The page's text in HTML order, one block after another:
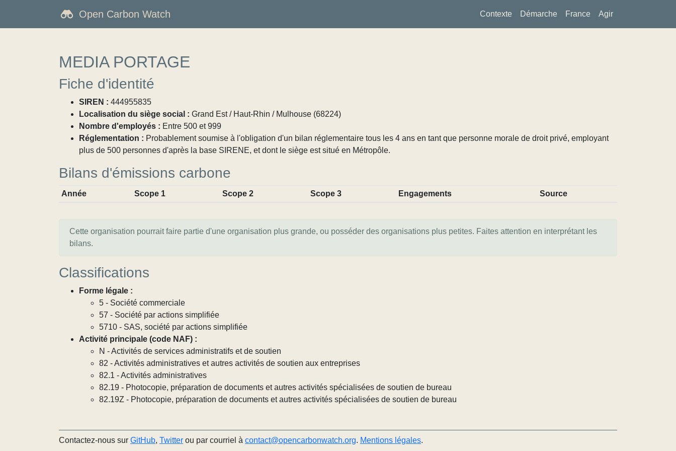
Open Carbon Watch Contexte Démarche France Agir
MEDIA PORTAGE
Fiche d'identité
SIREN : 444955835
Localisation du siège social : Grand Est / Haut-Rhin / Mulhouse (68224)
Nombre d'employés : Entre 500 et 999
Réglementation : Probablement soumise à l'obligation d'un bilan réglementaire tous les 4 ans en tant que personne morale de droit privé, employant
plus de 500 personnes d'après la base SIRENE, et dont le siège est situé en Métropôle.
Bilans d'émissions carbone
Année Scope 1 Scope 2 Scope 3 Engagements Source
Cette organisation pourrait faire partie d'une organisation plus grande, ou posséder des organisations plus petites. Faites attention en interprétant les
bilans.
Classifications
Forme légale :
5 - Société commerciale
57 - Société par actions simplifiée
5710 - SAS, société par actions simplifiée
Activité principale (code NAF) :
N - Activités de services administratifs et de soutien
82 - Activités administratives et autres activités de soutien aux entreprises
82.1 - Activités administratives
82.19 - Photocopie, préparation de documents et autres activités spécialisées de soutien de bureau
82.19Z - Photocopie, préparation de documents et autres activités spécialisées de soutien de bureau
Contactez-nous sur GitHub, Twitter ou par courriel à contact@opencarbonwatch.org. Mentions légales.